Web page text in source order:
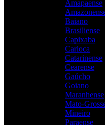
Amapaense
Baiano
Brasiliense
Capixaba
Carioca
Catarinense
Cearense
Gaúcho
Goiano
Maranhense
Mato-
Mineiro
Paraense